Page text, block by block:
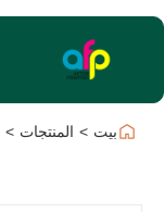
بيت > المنتجات >